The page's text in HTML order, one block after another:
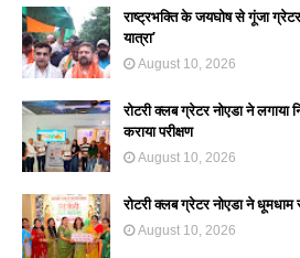
राष्ट्रभक्ति के जयघोष से गूंजा
यात्रा’
August 10, 2026
रोटरी क्लब ग्रेटर नोएडा ने लगाया
कराया परीक्षण
August 10, 2026
रोटरी क्लब ग्रेटर नोएडा ने धूमधाम
August 10, 2026